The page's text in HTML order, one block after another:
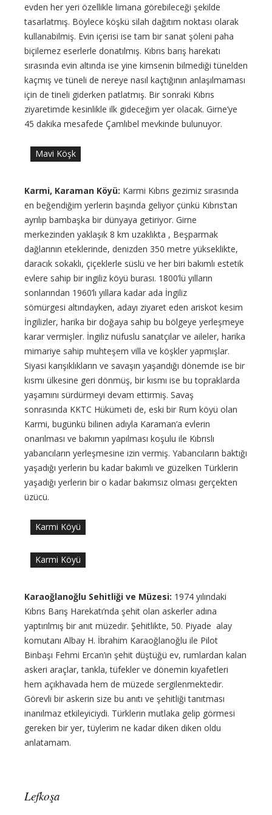
evden her yeri özellikle limana görebileceği şekilde
tasarlatmış. Böylece köşkü silah dağıtım noktası olarak
kullanabilmiş. Evin içerisi ise tam bir sanat şöleni paha
biçilemez eserlerle donatılmış. Kıbrıs barış harekatı
sırasında evin altında ise yine kimsenin bilmediği tünelden
kaçmış ve tüneli de nereye nasıl kaçtığının anlaşılmaması
için de tineli giderken patlatmış. Bir sonraki Kıbrıs
ziyaretimde kesinlikle ilk gideceğim yer olacak. Girne’ye
45 dakika mesafede Çamlıbel mevkinde bulunuyor.
Mavi Köşk
Karmi, Karaman Köyü: Karmi Kıbrıs gezimiz sırasında
en beğendiğim yerlerin başında geliyor çünkü Kıbrıs’tan
ayrılıp bambaşka bir dünyaya getiriyor. Girne
merkezinden yaklaşık 8 km uzaklıkta , Beşparmak
dağlarının eteklerinde, denizden 350 metre yükseklikte,
daracık sokaklı, çiçeklerle süslü ve her biri bakımlı estetik
evlere sahip bir ingiliz köyü burası. 1800’lü yılların
sonlarından 1960’lı yıllara kadar ada İngiliz
sömürgesi altındayken, adayı ziyaret eden ariskot kesim
İngilizler, harika bir doğaya sahip bu bölgeye yerleşmeye
karar vermişler. İngiliz nüfuslu sanatçılar ve aileler, harika
mimariye sahip muhteşem villa ve köşkler yapmışlar.
Siyasi karışıklıkların ve savaşın yaşandığı dönemde ise bir
kısmı ülkesine geri dönmüş, bir kısmı ise bu topraklarda
yaşamını sürdürmeyi devam ettirmiş. Savaş
sonrasında KKTC Hükümeti de, eski bir Rum köyü olan
Karmi, bugünkü bilinen adıyla Karaman’a evlerin
onarılması ve bakımın yapılması koşulu ile Kıbrıslı
yabancıların yerleşmesine izin vermiş. Yabancıların baktığı
yaşadığı yerlerin bu kadar bakımlı ve güzelken Türklerin
yaşadığı yerlerin bir o kadar bakımsız olması gerçekten
üzücü.
Karmi Köyü
Karmi Köyü
Karaoğlanoğlu Sehitliği ve Müzesi: 1974 yılındaki
Kıbrıs Barış Harekatı’nda şehit olan askerler adına
yaptırılmış bir anıt müzedir. Şehitlikte, 50. Piyade alay
komutanı Albay H. İbrahim Karaoğlanoğlu ile Pilot
Binbaşı Fehmi Ercan’ın şehit düştüğü ev, rumlardan kalan
askeri araçlar, tankla, tüfekler ve dönemin kıyafetleri
hem açıkhavada hem de müzede sergilenmektedir.
Görevli bir askerin size bu anıtı ve şehitliği tanıtması
inanılmaz etkileyiciydi. Türklerin mutlaka gelip görmesi
gereken bir yer, tüylerim ne kadar diken diken oldu
anlatamam.
Lefkoşa